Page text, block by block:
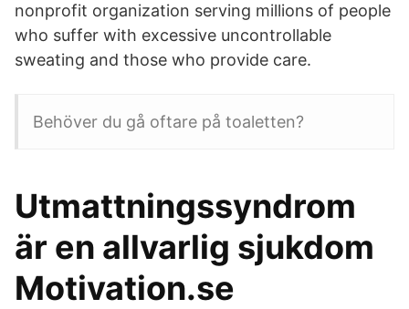
nonprofit organization serving millions of people
who suffer with excessive uncontrollable
sweating and those who provide care.
Behöver du gå oftare på toaletten?
Utmattningssyndrom
är en allvarlig sjukdom
Motivation.se